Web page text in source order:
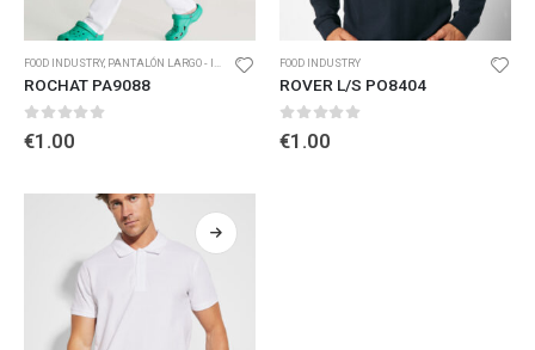
FOOD INDUSTRY, PANTALÓN LARGO - IND. ALIMENTARIA
ROCHAT PA9088
0 out of 5
€1.00
FOOD INDUSTRY
ROVER L/S PO8404
0 out of 5
€1.00